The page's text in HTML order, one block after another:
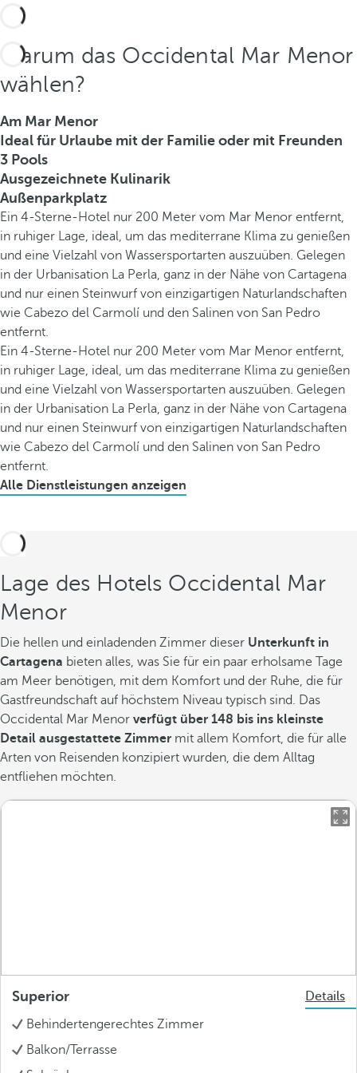
Warum das Occidental Mar Menor
wählen?
Am Mar Menor
Ideal für Urlaube mit der Familie oder mit Freunden
3 Pools
Ausgezeichnete Kulinarik
Außenparkplatz
Ein 4-Sterne-Hotel nur 200 Meter vom Mar Menor entfernt,
in ruhiger Lage, ideal, um das mediterrane Klima zu genießen
und eine Vielzahl von Wassersportarten auszuüben. Gelegen
in der Urbanisation La Perla, ganz in der Nähe von Cartagena
und nur einen Steinwurf von einzigartigen Naturlandschaften
wie Cabezo del Carmolí und den Salinen von San Pedro
entfernt.
Ein 4-Sterne-Hotel nur 200 Meter vom Mar Menor entfernt,
in ruhiger Lage, ideal, um das mediterrane Klima zu genießen
und eine Vielzahl von Wassersportarten auszuüben. Gelegen
in der Urbanisation La Perla, ganz in der Nähe von Cartagena
und nur einen Steinwurf von einzigartigen Naturlandschaften
wie Cabezo del Carmolí und den Salinen von San Pedro
entfernt.
Alle Dienstleistungen anzeigen
Lage des Hotels Occidental Mar
Menor
Die hellen und einladenden Zimmer dieser Unterkunft in
Cartagena bieten alles, was Sie für ein paar erholsame Tage
am Meer benötigen, mit dem Komfort und der Ruhe, die für
Gastfreundschaft auf höchstem Niveau typisch sind. Das
Occidental Mar Menor verfügt über 148 bis ins kleinste
Detail ausgestattete Zimmer mit allem Komfort, die für alle
Arten von Reisenden konzipiert wurden, die dem Alltag
entfliehen möchten.
Superior
Details
Behindertengerechtes Zimmer
Balkon/Terrasse